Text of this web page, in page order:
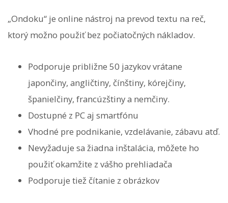
„Ondoku“ je online nástroj na prevod textu na reč,
ktorý možno použiť bez počiatočných nákladov.
Podporuje približne 50 jazykov vrátane
japončiny, angličtiny, čínštiny, kórejčiny,
španielčiny, francúzštiny a nemčiny.
Dostupné z PC aj smartfónu
Vhodné pre podnikanie, vzdelávanie, zábavu atď.
Nevyžaduje sa žiadna inštalácia, môžete ho
použiť okamžite z vášho prehliadača
Podporuje tiež čítanie z obrázkov